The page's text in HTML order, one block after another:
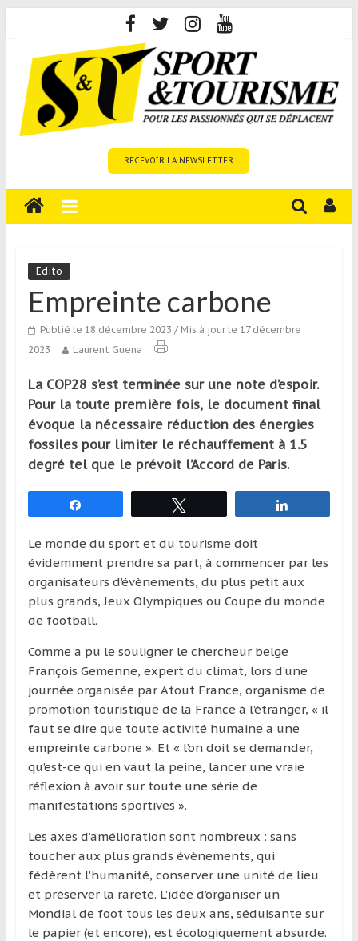
content
Tourisme
est
média
sur
tourisme
sportif
s’adresse
aux
voyageurs
ponctuels
ou
pratiquants,
passionnés
ou
simples
spectateurs
de
sport,
se
déplacent
en
France
l’étranger
pour
assouvir
leur
passion,
tout
profitant
de
RECEVOIR LA NEWSLETTER
Edito
Empreinte carbone
Publié le 18 décembre 2023 / Mis à jour le 17 décembre
2023
Laurent Guena
La COP28 s’est terminée sur une note d’espoir.
Pour la toute première fois, le document final
évoque la nécessaire réduction des énergies
fossiles pour limiter le réchauffement à 1.5
degré tel que le prévoit l’Accord de Paris.
Le monde du sport et du tourisme doit
évidemment prendre sa part, à commencer par les
organisateurs d’évènements, du plus petit aux
plus grands, Jeux Olympiques ou Coupe du monde
de football.
Comme a pu le souligner le chercheur belge
François Gemenne, expert du climat, lors d’une
journée organisée par Atout France, organisme de
promotion touristique de la France à l’étranger, « il
faut se dire que toute activité humaine a une
empreinte carbone ». Et « l’on doit se demander,
qu’est-ce qui en vaut la peine, lancer une vraie
réflexion à avoir sur toute une série de
manifestations sportives ».
Les axes d’amélioration sont nombreux : sans
toucher aux plus grands évènements, qui
fédèrent l’humanité, conserver une unité de lieu
et préserver la rareté. L’idée d’organiser un
Mondial de foot tous les deux ans, séduisante sur
le papier (et encore), est écologiquement absurde.